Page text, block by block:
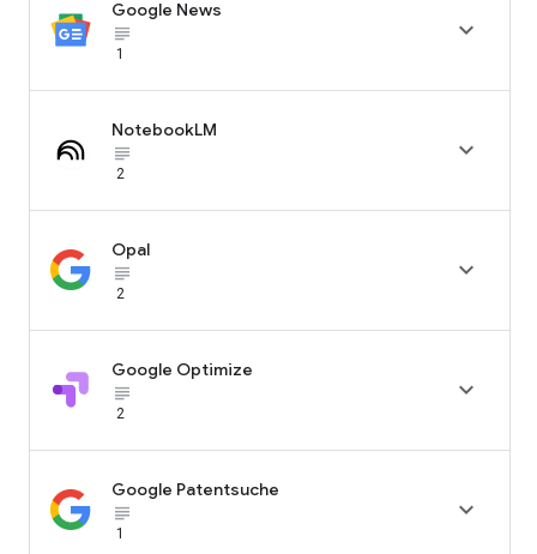
Google News
subject_black
1

NotebookLM
subject_black
2

Opal
subject_black
2

Google Optimize
subject_black
2

Google Patentsuche
subject_black
1
